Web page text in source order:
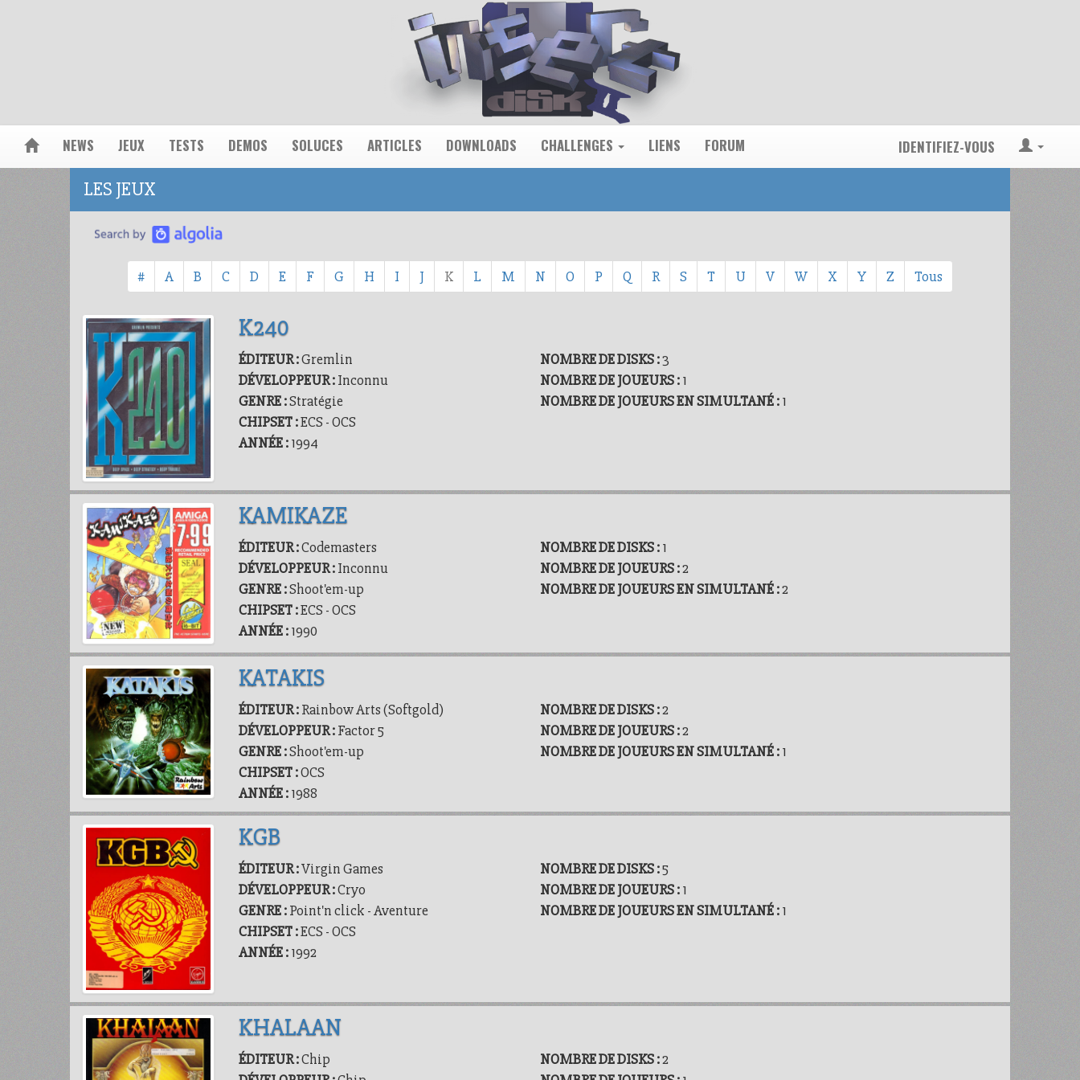
NEWS JEUX TESTS DEMOS SOLUCES ARTICLES DOWNLOADS CHALLENGES LIENS FORUM IDENTIFIEZ-VOUS
LES JEUX
# A B C D E F G H I J K L M N O P Q R S T U V W X Y Z Tous
K240
ÉDITEUR :Gremlin
DÉVELOPPEUR :Inconnu
GENRE :Stratégie
CHIPSET :ECS - OCS
ANNÉE :1994
NOMBRE DE DISKS :3
NOMBRE DE JOUEURS :1
NOMBRE DE JOUEURS EN SIMULTANÉ :1
KAMIKAZE
ÉDITEUR :Codemasters
DÉVELOPPEUR :Inconnu
GENRE :Shoot'em-up
CHIPSET :ECS - OCS
ANNÉE :1990
NOMBRE DE DISKS :1
NOMBRE DE JOUEURS :2
NOMBRE DE JOUEURS EN SIMULTANÉ :2
KATAKIS
ÉDITEUR :Rainbow Arts (Softgold)
DÉVELOPPEUR :Factor 5
GENRE :Shoot'em-up
CHIPSET :OCS
ANNÉE :1988
NOMBRE DE DISKS :2
NOMBRE DE JOUEURS :2
NOMBRE DE JOUEURS EN SIMULTANÉ :1
KGB
ÉDITEUR :Virgin Games
DÉVELOPPEUR :Cryo
GENRE :Point'n click - Aventure
CHIPSET :ECS - OCS
ANNÉE :1992
NOMBRE DE DISKS :5
NOMBRE DE JOUEURS :1
NOMBRE DE JOUEURS EN SIMULTANÉ :1
KHALAAN
ÉDITEUR :Chip
NOMBRE DE DISKS :2